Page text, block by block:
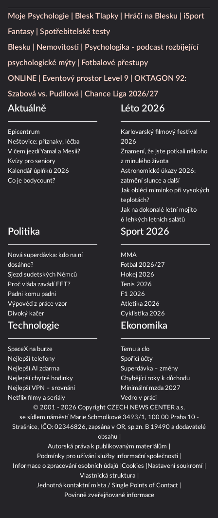
Moje Psychologie Blesk Tlapky Hráči na Blesku
iSport
Fantasy
Spotřebitelské testy
Blesku
Nemovitosti
Psychologika - podcast rozbíjející
psychologické mýty
Fotbalové přestupy
ONLINE
Eventový prostor Level 9
OKTAGON 92:
Szabová vs. Pudilová
Chance Liga 2026/27
Aktuálně
Epicentrum
Neštovice: příznaky, léčba
V čem jezdí Yamal a Mesii?
Kvízy pro seniory
Kalendář úplňků 2026
Co je bodycount?
Léto 2026
Karlovarský filmový festival
2026
Znamení, že jste potkali někoho
z minulého života
Astronomické úkazy 2026:
zatmění slunce a další
Jak obléci miminko při vysokých
teplotách?
Jak na dokonalé letní mojito
6 lehkých letních salátů
Politika
Nová superdávka: kdo na ní
dosáhne?
Sjezd sudetských Němců
Proč vláda zavádí EET?
Padni komu padni
Výpověď z práce vzor
Divoký kačer
Sport 2026
MMA
Fotbal 2026/27
Hokej 2026
Tenis 2026
F1 2026
Atletika 2026
Cyklistika 2026
Technologie
SpaceX na burze
Nejlepší telefony
Nejlepší AI zdarma
Nejlepší chytré hodinky
Nejlepší VPN – srovnání
Netflix filmy a seriály
Ekonomika
Temu a clo
Spořicí účty
Superdávka – změny
Chybějící roky k důchodu
Minimální mzda 2027
Vedro v práci
© 2001 - 2026 Copyright CZECH NEWS CENTER a.s.
se sídlem náměstí Marie Schmolkové 3493/1, 100 00 Praha 10 -
Strašnice, IČO: 02346826, zapsána v OR, sp.zn. B 19490 a dodavatelé
obsahu
Autorská práva k publikovaným materiálům
Podmínky pro užívání služby informační společnosti
Informace o zpracování osobních údajů Cookies
Nastavení soukromí
Vlastnická struktura
Jednotná kontaktní místa / Single Points of Contact
Povinně zveřejňované informace